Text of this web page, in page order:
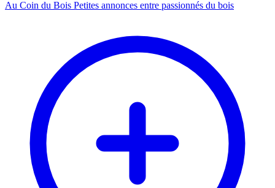
Au Coin du Bois Petites annonces entre passionnés du bois